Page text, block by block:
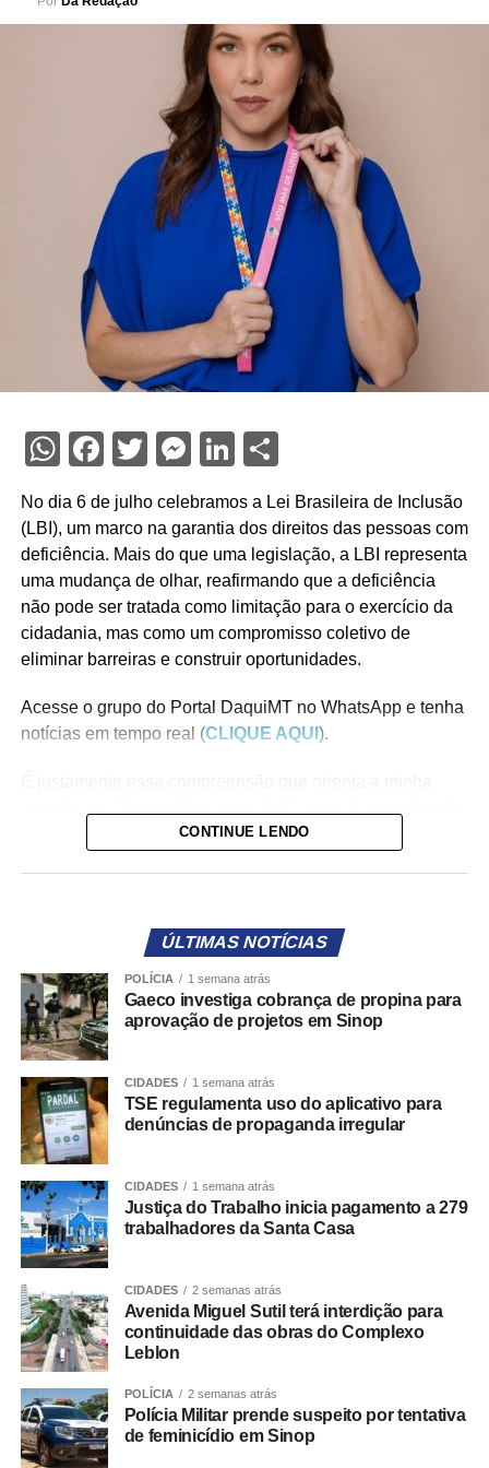
WhatsApp
Facebook
TwitterMessenger
LinkedIn
No dia 6 de julho celebramos a Lei Brasileira de Inclusão
(LBI), um marco na garantia dos direitos das pessoas com
deficiência. Mais do que uma legislação, a LBI representa
uma mudança de olhar, reafirmando que a deficiência
não pode ser tratada como limitação para o exercício da
cidadania, mas como um compromisso coletivo de
eliminar barreiras e construir oportunidades.
Acesse o grupo do Portal DaquiMT no WhatsApp e tenha
notícias em tempo real (CLIQUE AQUI).
acontece apenas quando reconhecemos direitos no
Foi com esse propósito que apresentei leis voltadas para
fortalecer a autonomia e a dignidade das pessoas com
deficiência e de suas famílias. A publicização da jornada
do autista, por exemplo, garante que a população saiba
onde buscar diagnóstico, terapias e medicamentos na
rede municipal. Informação também é acessibilidade.
Também aprovamos a criação da Semana Municipal de
Conscientização e Responsabilidade Parental de
Crianças e Adolescentes com Deficiência, reforçando que
o cuidado, a inclusão e o desenvolvimento dessas
crianças exigem uma rede de apoio fortalecida e uma
Outro avanço importante foi assegurar às mulheres
surdas o direito de contar com intérprete de Libras
durante todo o processo de pré-parto, parto e pós-parto
imediato. Humanizar o atendimento também significa
garantir comunicação, autonomia e segurança em um dos
momentos mais importantes da vida. Da mesma forma, a
CONTINUE LENDO
ÚLTIMAS NOTÍCIAS
POLÍCIA 1 semana atrás
Gaeco investiga cobrança de propina para
aprovação de projetos em Sinop
CIDADES 1 semana atrás
TSE regulamenta uso do aplicativo para
denúncias de propaganda irregular
CIDADES 1 semana atrás
Justiça do Trabalho inicia pagamento a 279
trabalhadores da Santa Casa
CIDADES 2 semanas atrás
Avenida Miguel Sutil terá interdição para
continuidade das obras do Complexo
Leblon
POLÍCIA 2 semanas atrás
Polícia Militar prende suspeito por tentativa
de feminicídio em Sinop